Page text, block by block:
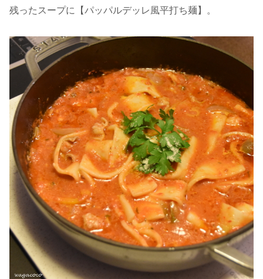
残ったスープに【パッパルデッレ風平打ち麺】。